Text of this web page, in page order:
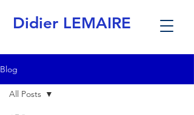
Didier LEMAIRE
Blog
All Posts